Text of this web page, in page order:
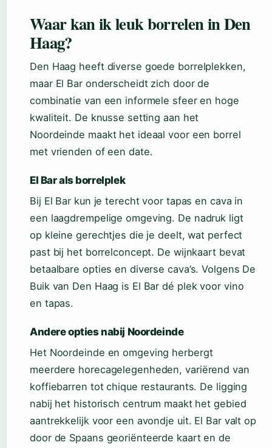
Waar kan ik leuk borrelen in Den
Haag?
Den Haag heeft diverse goede borrelplekken,
maar El Bar onderscheidt zich door de
combinatie van een informele sfeer en hoge
kwaliteit. De knusse setting aan het
Noordeinde maakt het ideaal voor een borrel
met vrienden of een date.
El Bar als borrelplek
Bij El Bar kun je terecht voor tapas en cava in
een laagdrempelige omgeving. De nadruk ligt
op kleine gerechtjes die je deelt, wat perfect
past bij het borrelconcept. De wijnkaart bevat
betaalbare opties en diverse cava’s. Volgens De
Buik van Den Haag is El Bar dé plek voor vino
en tapas.
Andere opties nabij Noordeinde
Het Noordeinde en omgeving herbergt
meerdere horecagelegenheden, variërend van
koffiebarren tot chique restaurants. De ligging
nabij het historisch centrum maakt het gebied
aantrekkelijk voor een avondje uit. El Bar valt op
door de Spaans georiënteerde kaart en de